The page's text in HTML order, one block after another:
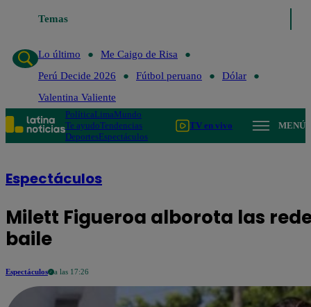
Temas
Lo último
Me Caigo de Risa
Perú Decide 2026
Fútbol peruano
Dólar
Valentina Valiente
PolíticaLimaMundo
Te ayudoTendencias
DeportesEspectáculos
TV en vivo MENÚ
Espectáculos
Milett Figueroa alborota las
baile
Espectáculos a las 17:26